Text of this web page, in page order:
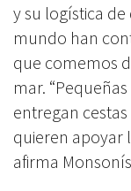
y su logística
mundo han
que comemos
mar.
entregan
quieren apoyar
afirma